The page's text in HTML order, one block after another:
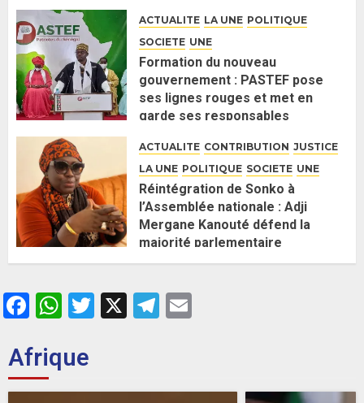
2 JUIN 2026 0
ACTUALITE LA UNE POLITIQUE
SOCIETE UNE
Formation du nouveau
gouvernement : PASTEF pose
ses lignes rouges et met en
garde ses responsables
ACTUALITE CONTRIBUTION JUSTICE
LA UNE POLITIQUE SOCIETE UNE
Réintégration de Sonko à
l’Assemblée nationale : Adji
Mergane Kanouté défend la
majorité parlementaire
26 MAI 2026 0
Facebook
WhatsApp
Twitter
X Telegram
Afrique